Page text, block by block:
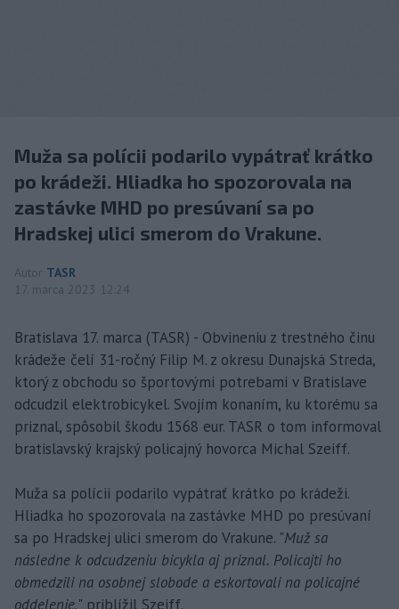
Muža sa polícii podarilo vypátrať krátko
po krádeži. Hliadka ho spozorovala na
zastávke MHD po presúvaní sa po
Hradskej ulici smerom do Vrakune.
Autor TASR
17. marca 2023 12:24
Bratislava 17. marca (TASR) - Obvineniu z trestného činu
krádeže čelí 31-ročný Filip M. z okresu Dunajská Streda,
ktorý z obchodu so športovými potrebami v Bratislave
odcudzil elektrobicykel. Svojím konaním, ku ktorému sa
priznal, spôsobil škodu 1568 eur. TASR o tom informoval
bratislavský krajský policajný hovorca Michal Szeiff.
Muža sa polícii podarilo vypátrať krátko po krádeži.
Hliadka ho spozorovala na zastávke MHD po presúvaní
sa po Hradskej ulici smerom do Vrakune. "Muž sa
následne k odcudzeniu bicykla aj priznal. Policajti ho
obmedzili na osobnej slobode a eskortovali na policajné
oddelenie," priblížil Szeiff.